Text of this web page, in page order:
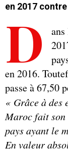
en 2017
D
en 2016.
passe à 67,50
« Grâce à des
Maroc fait son
pays ayant le
En valeur